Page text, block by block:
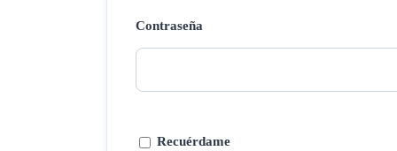
Contraseña
Recuérdame